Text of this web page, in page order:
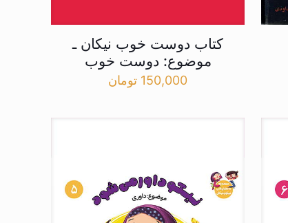
کتاب دوست خوب نیکان ـ
موضوع: دوست خوب
150,000 تومان